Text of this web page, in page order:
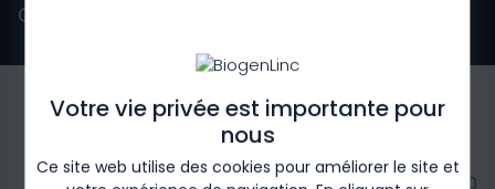
Votre vie privée est importante pour
nous
Ce site web utilise des cookies pour améliorer le site et
Comprendre pour mieux agir